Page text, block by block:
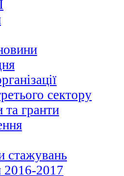
сектору
гранти
стажувань
2016-2017